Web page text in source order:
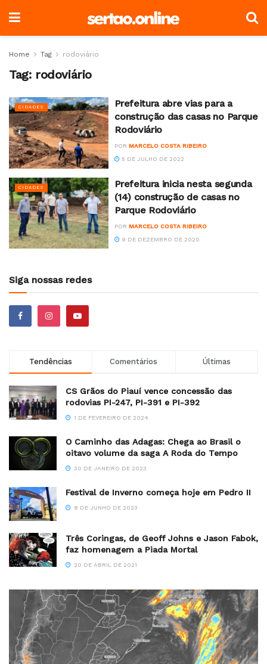
Home Tag rodoviário
Tag: rodoviário
CIDADES
Prefeitura abre vias para a
construção das casas no Parque
Rodoviário
POR MARCELO COSTA RIBEIRO
5 DE JULHO DE 2022
CIDADES
Prefeitura inicia nesta segunda
(14) construção de casas no
Parque Rodoviário
POR MARCELO COSTA RIBEIRO
9 DE DEZEMBRO DE 2020
Siga nossas redes
Tendências Comentários Últimas
CS Grãos do Piauí vence concessão das
rodovias PI-247, PI-391 e PI-392
1 DE FEVEREIRO DE 2024
O Caminho das Adagas: Chega ao Brasil o
oitavo volume da saga A Roda do Tempo
30 DE JANEIRO DE 2023
Festival de Inverno começa hoje em Pedro II
8 DE JUNHO DE 2023
Três Coringas, de Geoff Johns e Jason Fabok,
faz homenagem a Piada Mortal
20 DE ABRIL DE 2021